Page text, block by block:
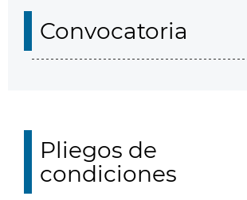
Convocatoria
Pliegos de
condiciones